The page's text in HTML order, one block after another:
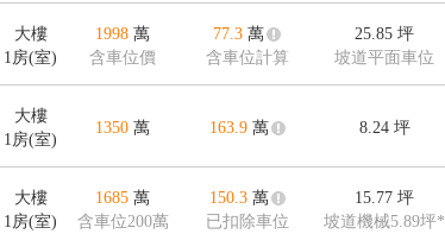
大樓
1房(室)
1998 萬
含車位價
77.3 萬
含車位計算
25.85 坪
坡道平面車位
大樓
1房(室)
1350 萬 163.9萬 8.24坪
大樓
1房(室)
1685 萬
含車位200萬
150.3萬
已扣除車位
15.77 坪
坡道機械5.89坪*